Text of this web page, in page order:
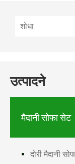
उत्पादने
मैदानी सोफा सेट
दोरी मैदानी